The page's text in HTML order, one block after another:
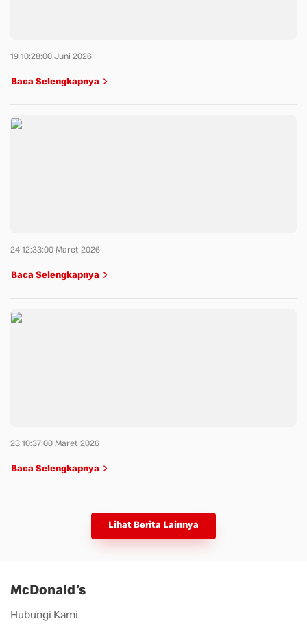
19 10:28:00 Juni 2026
Baca Selengkapnya
24 12:33:00 Maret 2026
Baca Selengkapnya
23 10:37:00 Maret 2026
Baca Selengkapnya
Lihat Berita Lainnya
McDonald's
Hubungi Kami